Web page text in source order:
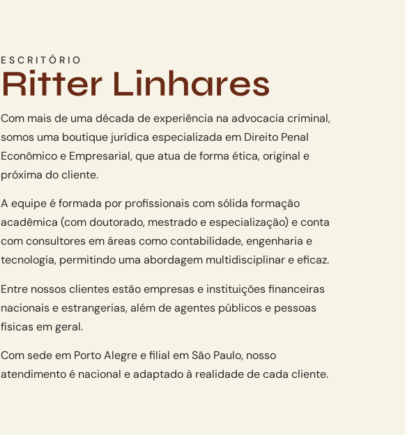
ESCRITÓRIO
Ritter Linhares
Com mais de uma década de experiência na advocacia criminal,
somos uma boutique jurídica especializada em Direito Penal
Econômico e Empresarial, que atua de forma ética, original e
próxima do cliente.
A equipe é formada por profissionais com sólida formação
acadêmica (com doutorado, mestrado e especialização) e conta
com consultores em áreas como contabilidade, engenharia e
tecnologia, permitindo uma abordagem multidisciplinar e eficaz.
Entre nossos clientes estão empresas e instituições financeiras
nacionais e estrangerias, além de agentes públicos e pessoas
físicas em geral.
Com sede em Porto Alegre e filial em São Paulo, nosso
atendimento é nacional e adaptado à realidade de cada cliente.